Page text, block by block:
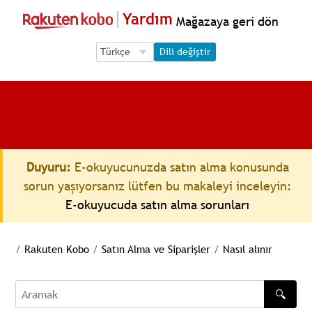
Yardım Mağazaya geri dön
Language Selection
Language Selection
Dili değiştir
Duyuru: E-okuyucunuzda satın alma konusunda
sorun yaşıyorsanız lütfen bu makaleyi inceleyin:
E-okuyucuda satın alma sorunları
/ Rakuten Kobo / Satın Alma ve Siparişler / Nasıl alınır
Aramak
🔍